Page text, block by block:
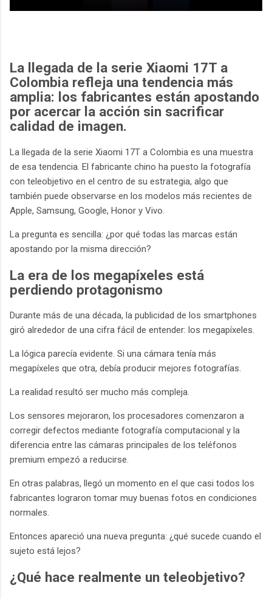
La llegada de la serie Xiaomi 17T a
Colombia refleja una tendencia más
amplia: los fabricantes están apostando
por acercar la acción sin sacrificar
calidad de imagen.
La llegada de la serie Xiaomi 17T a Colombia es una muestra
de esa tendencia. El fabricante chino ha puesto la fotografía
con teleobjetivo en el centro de su estrategia, algo que
también puede observarse en los modelos más recientes de
Apple, Samsung, Google, Honor y Vivo.
La pregunta es sencilla: ¿por qué todas las marcas están
apostando por la misma dirección?
La era de los megapíxeles está
perdiendo protagonismo
Durante más de una década, la publicidad de los smartphones
giró alrededor de una cifra fácil de entender: los megapíxeles.
La lógica parecía evidente. Si una cámara tenía más
megapíxeles que otra, debía producir mejores fotografías.
La realidad resultó ser mucho más compleja.
Los sensores mejoraron, los procesadores comenzaron a
corregir defectos mediante fotografía computacional y la
diferencia entre las cámaras principales de los teléfonos
premium empezó a reducirse.
En otras palabras, llegó un momento en el que casi todos los
fabricantes lograron tomar muy buenas fotos en condiciones
normales.
Entonces apareció una nueva pregunta: ¿qué sucede cuando el
sujeto está lejos?
¿Qué hace realmente un teleobjetivo?